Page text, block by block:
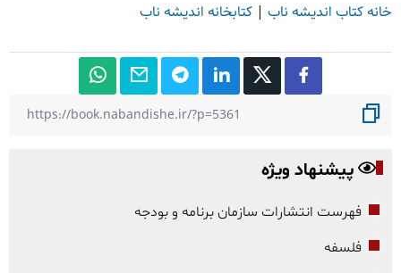
خانه کتاب اندیشه ناب | کتابخانه اندیشه ناب
پیشنهاد ویژه
فهرست انتشارات سازمان برنامه و بودجه
فلسفه